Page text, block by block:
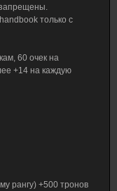
только с
60 очек на
+14 на каждую
рангу) +500 тронов